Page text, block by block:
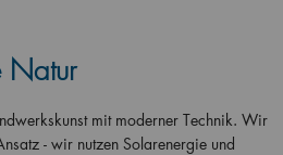
Natur
mit moderner Technik. Wir
- wir nutzen Solarenergie und